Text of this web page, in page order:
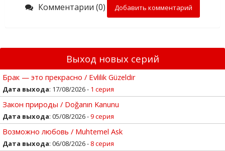
Комментарии (0) Добавить комментарий
Выход новых серий
Брак — это прекрасно / Evlilik Güzeldir
Дата выхода: 17/08/2026 - 1 серия
Закон природы / Doğanın Kanunu
Дата выхода: 05/08/2026 -9 серия
Возможно любовь / Muhtemel Ask
Дата выхода: 06/08/2026 - 8 серия